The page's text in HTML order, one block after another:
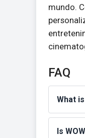
mundo.
FAQ
What
Is